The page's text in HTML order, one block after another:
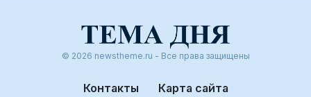
© 2026 newstheme.ru - Все права защищены
Контакты Карта сайта